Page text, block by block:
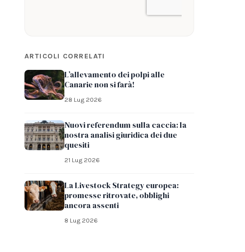
ARTICOLI CORRELATI
L’allevamento dei polpi alle
Canarie non si farà!
28 Lug 2026
Nuovi referendum sulla caccia: la
nostra analisi giuridica dei due
quesiti
21 Lug 2026
La Livestock Strategy europea:
promesse ritrovate, obblighi
ancora assenti
8 Lug 2026